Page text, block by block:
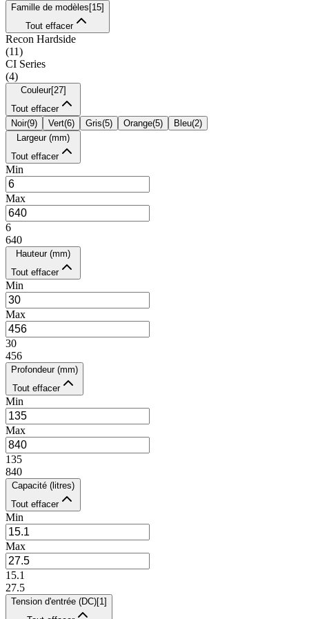
Famille de modèles [15]
Tout effacer
Recon Hardside
(11)
CI Series
(4)
Couleur[27]
Tout effacer
Noir(9) Vert(6) Gris(5) Orange(5) Bleu(2)
Largeur (mm)
Tout effacer
Min
Max
6
640
Hauteur (mm)
Tout effacer
Min
Max
30
456
Profondeur (mm)
Tout effacer
Min
Max
135
840
Capacité (litres)
Tout effacer
Min
Max
15.1
27.5
Tension d'entrée (DC)[1 ]